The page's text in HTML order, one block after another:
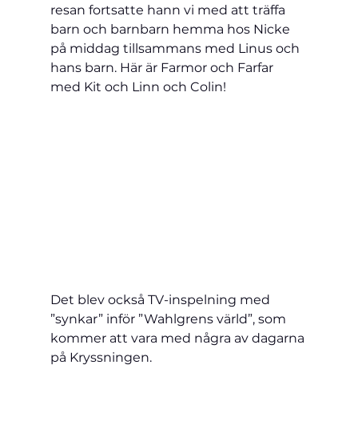
resan fortsatte hann vi med att träffa
barn och barnbarn hemma hos Nicke
på middag tillsammans med Linus och
hans barn. Här är Farmor och Farfar
med Kit och Linn och Colin!
Det blev också TV-inspelning med
”synkar” inför ”Wahlgrens värld”, som
kommer att vara med några av dagarna
på Kryssningen.